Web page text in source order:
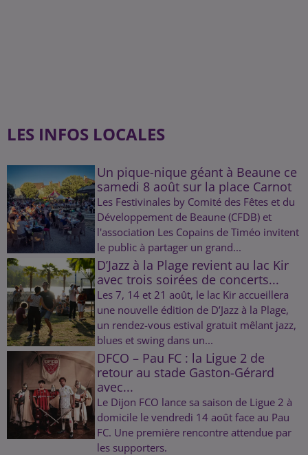
LES INFOS LOCALES
Un pique-nique géant à Beaune ce
samedi 8 août sur la place Carnot
Les Festivinales by Comité des Fêtes et du
Développement de Beaune (CFDB) et
l'association Les Copains de Timéo invitent
le public à partager un grand...
D’Jazz à la Plage revient au lac Kir
avec trois soirées de concerts...
Les 7, 14 et 21 août, le lac Kir accueillera
une nouvelle édition de D’Jazz à la Plage,
un rendez-vous estival gratuit mêlant jazz,
blues et swing dans un...
DFCO – Pau FC : la Ligue 2 de
retour au stade Gaston-Gérard
avec...
Le Dijon FCO lance sa saison de Ligue 2 à
domicile le vendredi 14 août face au Pau
FC. Une première rencontre attendue par
les supporters.